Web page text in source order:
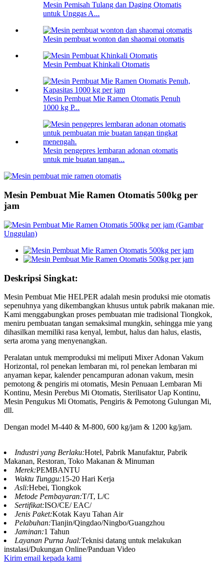
Mesin Pemisah Tulang dan Daging Otomatis
untuk Unggas A...
Mesin pembuat wonton dan shaomai otomatis
Mesin Pembuat Khinkali Otomatis
Mesin Pembuat Mie Ramen Otomatis Penuh
1000 kg P...
Mesin pengepres lembaran adonan otomatis
untuk mie buatan tangan...
Mesin Pembuat Mie Ramen Otomatis 500kg per
jam
Deskripsi Singkat:
Mesin Pembuat Mie HELPER adalah mesin produksi mie otomatis
sepenuhnya yang dikembangkan khusus untuk pabrik makanan mie.
Kami menggabungkan proses pembuatan mie tradisional Tiongkok,
meniru pembuatan tangan semaksimal mungkin, sehingga mie yang
dihasilkan memiliki rasa kenyal, lembut, halus dan halus, elastis,
serta aroma yang menyenangkan.
Peralatan untuk memproduksi mi meliputi Mixer Adonan Vakum
Horizontal, rol penekan lembaran mi, rol penekan lembaran mi
anyaman kepar, kalender pencampuran adonan vakum, mesin
pemotong & pengiris mi otomatis, Mesin Penuaan Lembaran Mi
Kontinu, Mesin Perebus Mi Otomatis, Sterilisator Uap Kontinu,
Mesin Pengukus Mi Otomatis, Pengiris & Pemotong Gulungan Mi,
dll.
Dengan model M-440 & M-800, 600 kg/jam & 1200 kg/jam.
Industri yang Berlaku:Hotel, Pabrik Manufaktur, Pabrik
Makanan, Restoran, Toko Makanan & Minuman
Merek:PEMBANTU
Waktu Tunggu:15-20 Hari Kerja
Asli:Hebei, Tiongkok
Metode Pembayaran:T/T, L/C
Sertifikat:ISO/CE/ EAC/
Jenis Paket:Kotak Kayu Tahan Air
Pelabuhan:Tianjin/Qingdao/Ningbo/Guangzhou
Jaminan:1 Tahun
Layanan Purna Jual:Teknisi datang untuk melakukan
instalasi/Dukungan Online/Panduan Video
Kirim email kepada kami